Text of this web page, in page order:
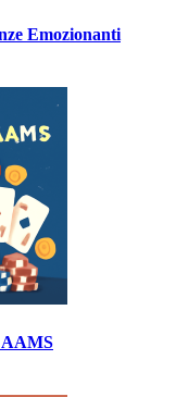
Emozionanti
AAMS